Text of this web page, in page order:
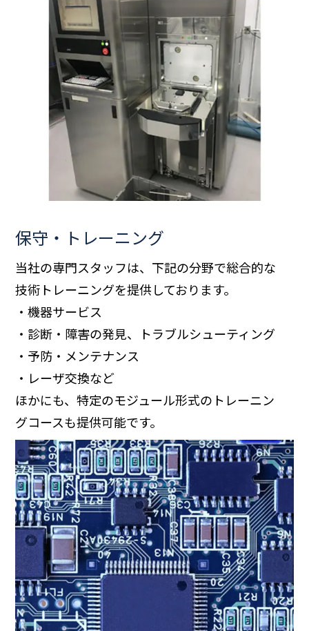
保守・トレーニング
当社の専門スタッフは、下記の分野で総合的な
技術トレーニングを提供しております。
・機器サービス
・診断・障害の発見、トラブルシューティング
・予防・メンテナンス
・レーザ交換など
ほかにも、特定のモジュール形式のトレーニン
グコースも提供可能です。